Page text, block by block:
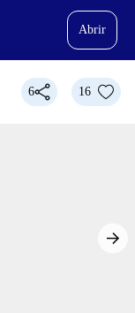
Abrir
6 16